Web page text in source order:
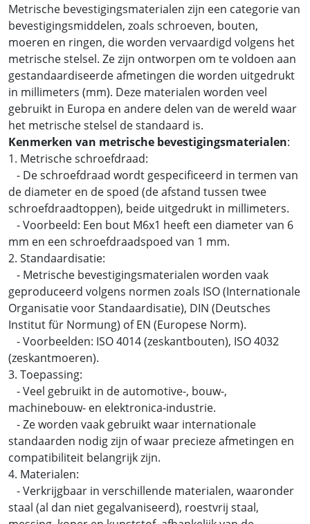
Metrische bevestigingsmaterialen zijn een categorie van
bevestigingsmiddelen, zoals schroeven, bouten,
moeren en ringen, die worden vervaardigd volgens het
metrische stelsel. Ze zijn ontworpen om te voldoen aan
gestandaardiseerde afmetingen die worden uitgedrukt
in millimeters (mm). Deze materialen worden veel
gebruikt in Europa en andere delen van de wereld waar
het metrische stelsel de standaard is.
Kenmerken van metrische bevestigingsmaterialen:
1. Metrische schroefdraad:
- De schroefdraad wordt gespecificeerd in termen van
de diameter en de spoed (de afstand tussen twee
schroefdraadtoppen), beide uitgedrukt in millimeters.
- Voorbeeld: Een bout M6x1 heeft een diameter van 6
mm en een schroefdraadspoed van 1 mm.
2. Standaardisatie:
- Metrische bevestigingsmaterialen worden vaak
geproduceerd volgens normen zoals ISO (Internationale
Organisatie voor Standaardisatie), DIN (Deutsches
Institut für Normung) of EN (Europese Norm).
- Voorbeelden: ISO 4014 (zeskantbouten), ISO 4032
(zeskantmoeren).
3. Toepassing:
- Veel gebruikt in de automotive-, bouw-,
machinebouw- en elektronica-industrie.
- Ze worden vaak gebruikt waar internationale
standaarden nodig zijn of waar precieze afmetingen en
compatibiliteit belangrijk zijn.
4. Materialen:
- Verkrijgbaar in verschillende materialen, waaronder
staal (al dan niet gegalvaniseerd), roestvrij staal,